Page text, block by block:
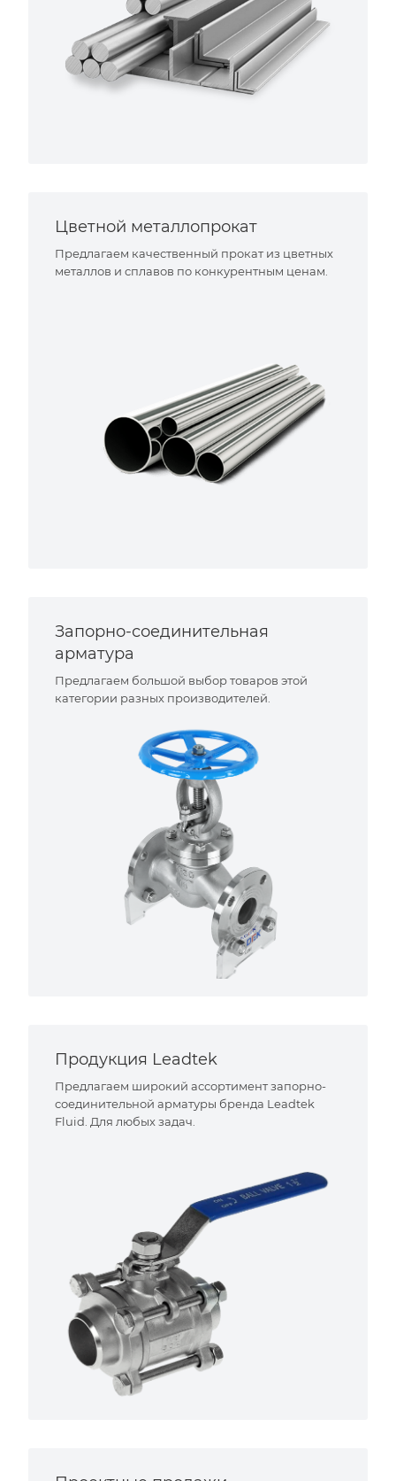
Цветной металлопрокат
Предлагаем качественный прокат из цветных
металлов и сплавов по конкурентным ценам.
Запорно-соединительная
арматура
Предлагаем большой выбор товаров этой
категории разных производителей.
Продукция Leadtek
Предлагаем широкий ассортимент запорно-
соединительной арматуры бренда Leadtek
Fluid. Для любых задач.